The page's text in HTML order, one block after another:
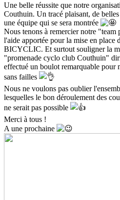
Une belle réussite que notre
Couthuin. Un tracé plaisant, de
une équipe qui se sera montrée
Nous tenons à remercier notre
l'aide apportée pour la mise en place
BICYCLIC. Et surtout souligner la
"promenade cyclo club Couthuin"
effectué un boulot remarquable pour
sans failles
Nous ne voulons pas oublier
lesquelles le bon déroulement des
ne serait pas possible
Merci à tous !
A une prochaine